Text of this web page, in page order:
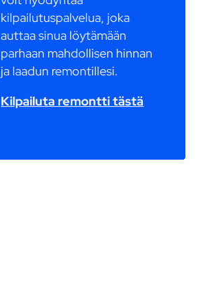
kilpailutuspalvelua, joka
auttaa sinua löytämään
parhaan mahdollisen hinnan
ja laadun remontillesi.
Kilpailuta remontti tästä